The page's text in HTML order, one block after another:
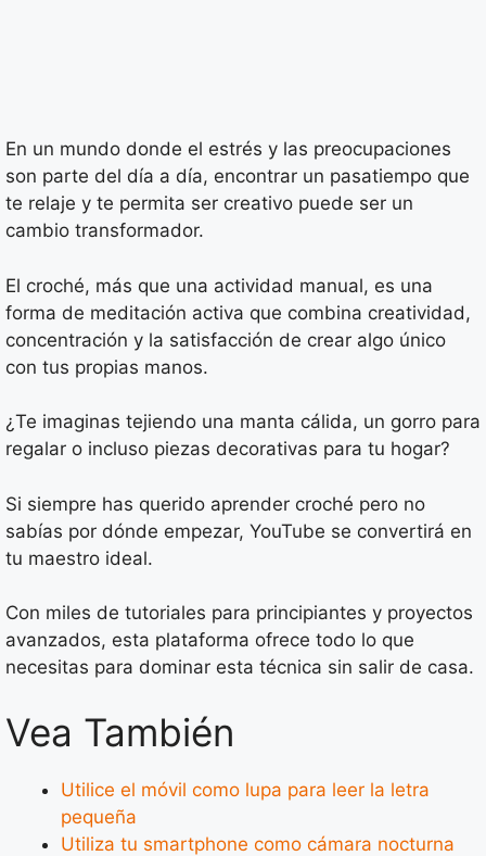
En un mundo donde el estrés y las preocupaciones
son parte del día a día, encontrar un pasatiempo que
te relaje y te permita ser creativo puede ser un
cambio transformador.
El croché, más que una actividad manual, es una
forma de meditación activa que combina creatividad,
concentración y la satisfacción de crear algo único
con tus propias manos.
¿Te imaginas tejiendo una manta cálida, un gorro para
regalar o incluso piezas decorativas para tu hogar?
Si siempre has querido aprender croché pero no
sabías por dónde empezar, YouTube se convertirá en
tu maestro ideal.
Con miles de tutoriales para principiantes y proyectos
avanzados, esta plataforma ofrece todo lo que
necesitas para dominar esta técnica sin salir de casa.
Vea También
Utilice el móvil como lupa para leer la letra
pequeña
Utiliza tu smartphone como cámara nocturna